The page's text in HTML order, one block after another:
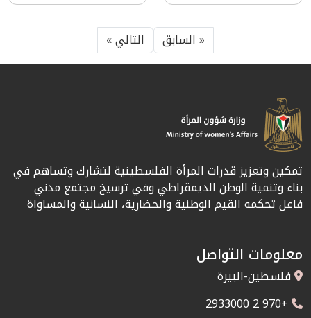
« السابق التالي »
تمكين وتعزيز قدرات المرأة الفلسطينية لتشارك وتساهم في
بناء وتنمية الوطن الديمقراطي وفي ترسيخ مجتمع مدني
فاعل تحكمه القيم الوطنية والحضارية، النسانية والمساواة
معلومات التواصل
فلسطين-البيرة
+970 2 2933000